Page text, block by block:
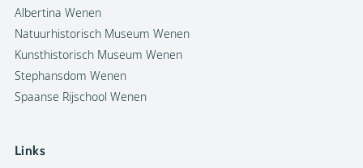
Albertina Wenen
Natuurhistorisch Museum Wenen
Kunsthistorisch Museum Wenen
Stephansdom Wenen
Spaanse Rijschool Wenen
Links